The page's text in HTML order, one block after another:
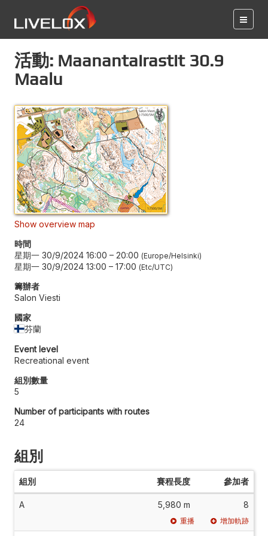
活動: Maanantairastit 30.9
Maalu
Show overview map
時間
星期一 30/9/2024 16:00 – 20:00 Europe/Helsinki
星期一 30/9/2024 13:00 – 17:00 Etc/UTC
籌辦者
Salon Viesti
國家
芬蘭
Event level
Recreational event
組別數量
5
Number of participants with routes
24
組別
組別 賽程長度 參加者
A 5,980 m 8
重播 增加軌跡